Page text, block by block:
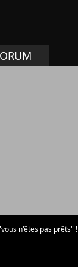
n'êtes pas prêts" !